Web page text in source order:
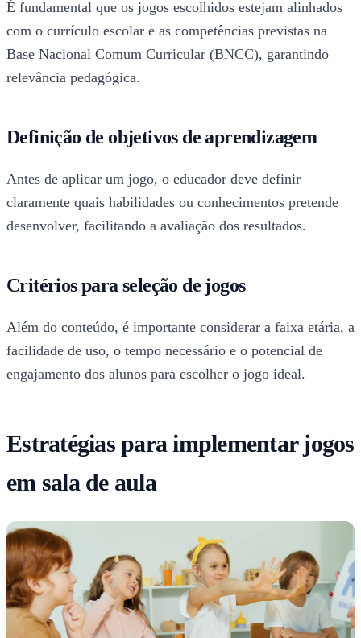
É fundamental que os jogos escolhidos estejam alinhados
com o currículo escolar e as competências previstas na
Base Nacional Comum Curricular (BNCC), garantindo
relevância pedagógica.
Definição de objetivos de aprendizagem
Antes de aplicar um jogo, o educador deve definir
claramente quais habilidades ou conhecimentos pretende
desenvolver, facilitando a avaliação dos resultados.
Critérios para seleção de jogos
Além do conteúdo, é importante considerar a faixa etária, a
facilidade de uso, o tempo necessário e o potencial de
engajamento dos alunos para escolher o jogo ideal.
Estratégias para implementar jogos
em sala de aula